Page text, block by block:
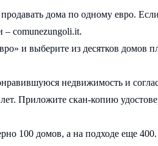
дома по одному евро.
– comunezungoli.it.
и выберите из десятков домов
недвижимость и
Приложите скан-копию
100 домов, а на подходе еще 400.